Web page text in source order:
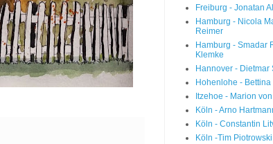
Freiburg - Jonatan
Hamburg - Nicola
Reimer
Hamburg - Smadar
Klemke
Hannover - Dietmar
Hohenlohe -
Itzehoe - Marion
Köln - Arno
Köln - Constantin
Köln -Tim Piotrowski